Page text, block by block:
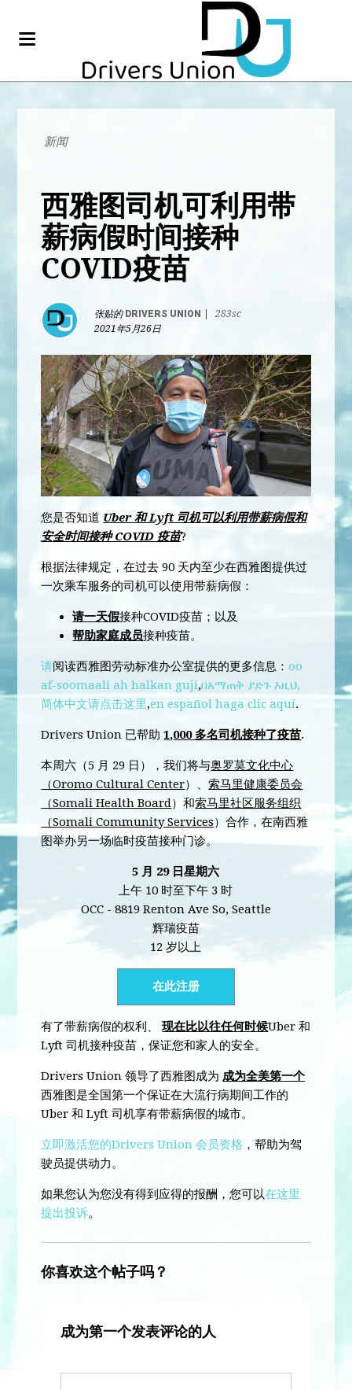
新闻
西雅图司机可利用带
薪病假时间接种
COVID疫苗
张贴的 DRIVERS UNION
283sc
2021年5月26日
您是否知道 Uber 和 Lyft 司机可以利用带薪病假和
安全时间接种 COVID 疫苗?
根据法律规定，在过去 90 天内至少在西雅图提供过
一次乘车服务的司机可以使用带薪病假：
请一天假接种COVID疫苗；以及
帮助家庭成员接种疫苗。
请阅读西雅图劳动标准办公室提供的更多信息：oo
af-soomaali ah halkan guji,በአማጠቅ ያድጉ እዚህ,
简体中文请点击这里,en español haga clic aquí.
Drivers Union 已帮助1,000 多名司机接种了疫苗.
本周六（5 月 29 日），我们将与奥罗莫文化中心
（Oromo Cultural Center）、索马里健康委员会
（Somali Health Board）和索马里社区服务组织
（Somali Community Services）合作，在南西雅
图举办另一场临时疫苗接种门诊。
5 月 29 日星期六
上午 10 时至下午 3 时
OCC - 8819 Renton Ave So, Seattle
辉瑞疫苗
12 岁以上
在此注册
有了带薪病假的权利、现在比以往任何时候Uber 和
Lyft 司机接种疫苗，保证您和家人的安全。
Drivers Union 领导了西雅图成为成为全美第一个
西雅图是全国第一个保证在大流行病期间工作的
Uber 和 Lyft 司机享有带薪病假的城市。
立即激活您的Drivers Union 会员资格 ，帮助为驾
驶员提供动力。
如果您认为您没有得到应得的报酬，您可以在这里
提出投诉。
你喜欢这个帖子吗？
成为第一个发表评论的人